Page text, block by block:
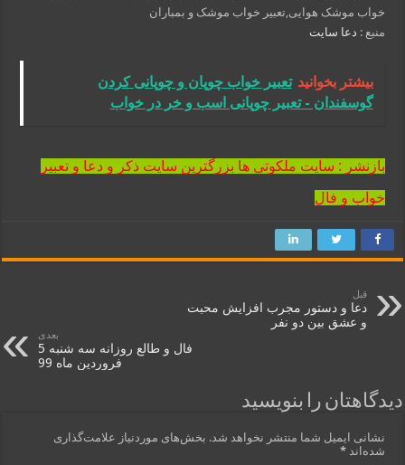
خواب موشک هوایی,تعبیر خواب موشک و بمباران
منبع : دعا سایت
بیشتر بخوانید تعبیر خواب چوپان و چوپانی کردن
گوسفندان - تعبیر چوپانی اسب و خر در خواب
بازنشر : سایت ملکوتی ها بزرگترین سایت ذکر و دعا و تعبیر
خواب و فال
قبل
دعا و دستور مجرب افزایش محبت
و عشق بین دو نفر
بعدی
فال و طالع روزانه سه شنبه 5
فروردین ماه 99
دیدگاهتان را بنویسید
نشانی ایمیل شما منتشر نخواهد شد. بخش‌های موردنیاز علامت‌گذاری
شده‌اند*